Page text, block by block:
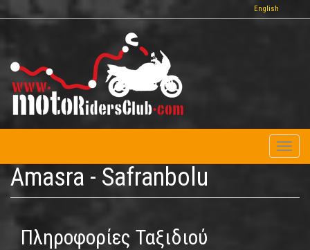
Παράκαμψη
προς
περιεχόμενο
English
Amasra - Safranbolu
Πληροφορίες Ταξιδιού